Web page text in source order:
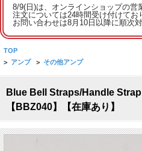
8/9(日)は、オンラインショップの営
注文については24時間受け付けて
お問い合わせは8月10日以降に順次
TOP
> アンプ > その他アンプ
Blue Bell Straps/Handle
【BBZ040】【在庫あり】